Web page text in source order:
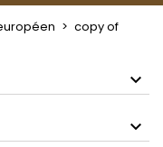
copy of